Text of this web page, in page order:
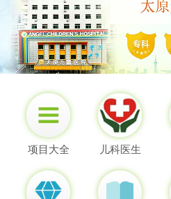
项目大全 儿科医生